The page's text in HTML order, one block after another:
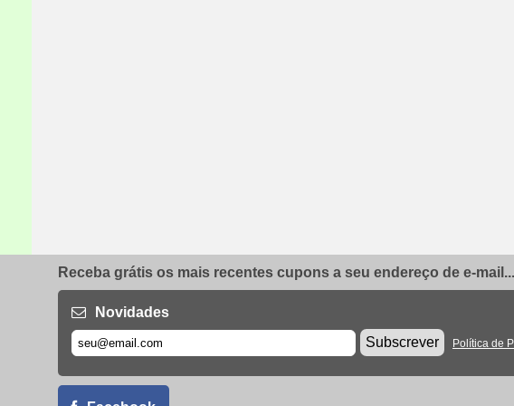
Receba grátis os mais recentes cupons a seu endereço de e-mail...
Novidades
Subscrever
Política de